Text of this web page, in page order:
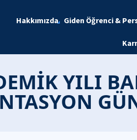
Hakkımızda Giden Öğrenci &
YILI